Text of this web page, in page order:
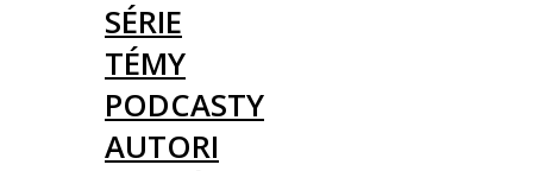
SÉRIE
TÉMY
PODCASTY
AUTORI